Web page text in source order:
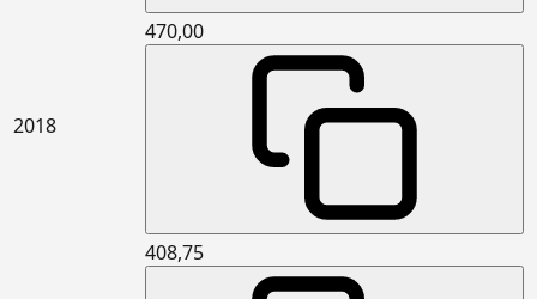
2018
470,00
408,75
Çimento esaslı kendiliğinden
yerleşen (self leveling) harç ile
ortalama 2 mm kalınlıkta zemin
tesviyesi yapılması ve üzerine PVC
esaslı spor zemin malzemeleri ile
kapalı spor zeminlerde döşeme
kaplaması yapılması (P2)
m2
ebatlarında, her türlü desen ve
yüzey özelliğinde, I.kalite, renkli
seramik duvar karoları ile 3 mm
derz aralıklı duvar kaplaması
yapılması (karo yapıştırıcısı ile)